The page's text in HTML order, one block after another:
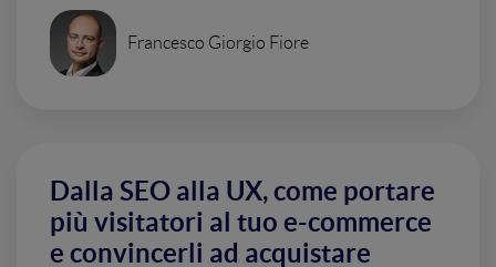
Francesco Giorgio Fiore
Dalla SEO alla UX, come portare
più visitatori al tuo e-commerce
e convincerli ad acquistare